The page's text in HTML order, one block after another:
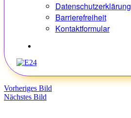
Datenschutzerklärung
Barrierefreiheit
Kontaktformular
Vorheriges Bild
Nächstes Bild